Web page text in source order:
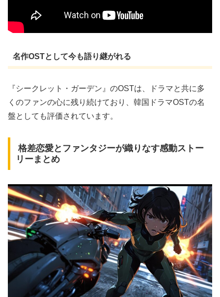
名作OSTとして今も語り継がれる
『シークレット・ガーデン』のOSTは、ドラマと共に多
くのファンの心に残り続けており、韓国ドラマOSTの名
盤としても評価されています。
格差恋愛とファンタジーが織りなす感動ストー
リーまとめ